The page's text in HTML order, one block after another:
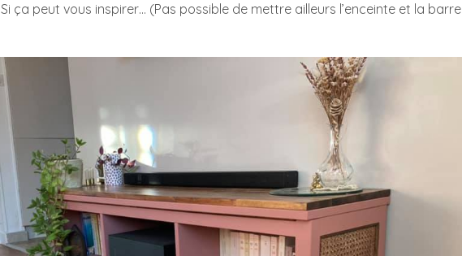
Si ça peut vous inspirer… (Pas possible de mettre ailleurs l’enceinte et la barre